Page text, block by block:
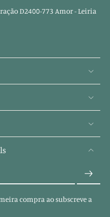
D2400-773 Amor - Leiria
compra ao subscreve a